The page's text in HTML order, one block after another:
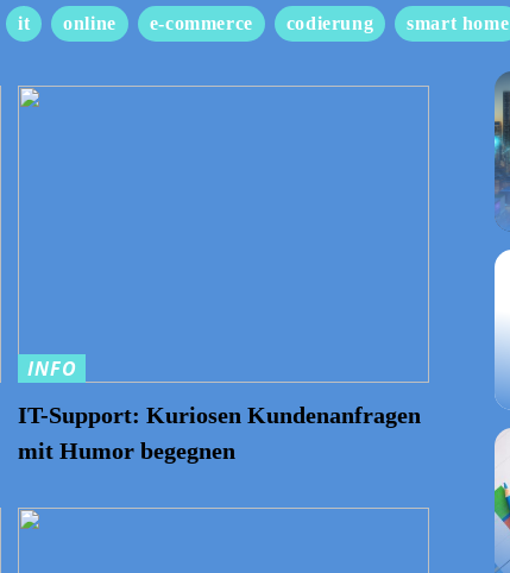
it online e-commerce codierung smart home
INFO
IT-Support: Kuriosen Kundenanfragen
mit Humor begegnen